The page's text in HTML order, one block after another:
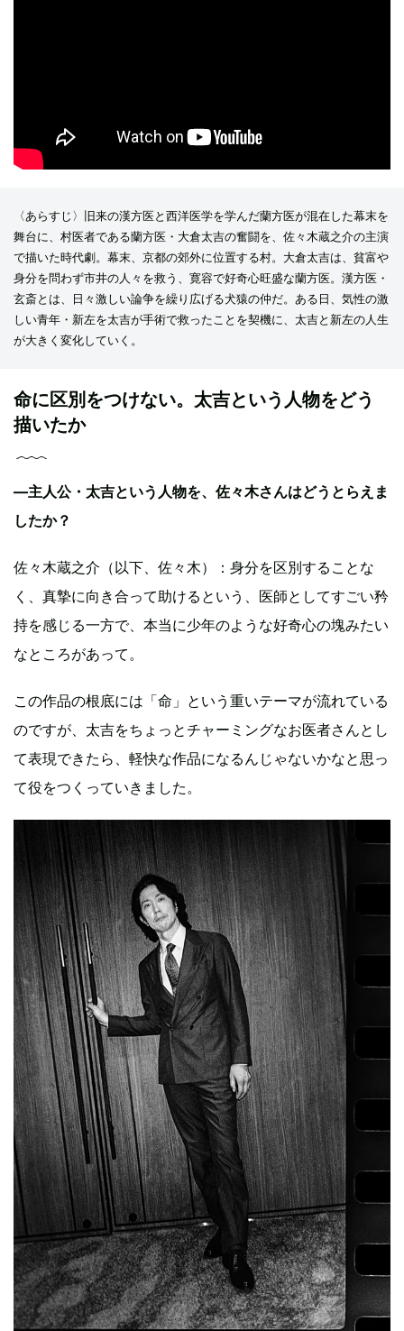
〈あらすじ〉旧来の漢方医と西洋医学を学んだ蘭方医が混在した幕末を
舞台に、村医者である蘭方医・大倉太吉の奮闘を、佐々木蔵之介の主演
で描いた時代劇。幕末、京都の郊外に位置する村。大倉太吉は、貧富や
身分を問わず市井の人々を救う、寛容で好奇心旺盛な蘭方医。漢方医・
玄斎とは、日々激しい論争を繰り広げる犬猿の仲だ。ある日、気性の激
しい青年・新左を太吉が手術で救ったことを契機に、太吉と新左の人生
が大きく変化していく。
命に区別をつけない。太吉という人物をどう
描いたか
—主人公・太吉という人物を、佐々木さんはどうとらえま
したか？
佐々木蔵之介（以下、佐々木）：身分を区別することな
く、真摯に向き合って助けるという、医師としてすごい矜
持を感じる一方で、本当に少年のような好奇心の塊みたい
なところがあって。
この作品の根底には「命」という重いテーマが流れている
のですが、太吉をちょっとチャーミングなお医者さんとし
て表現できたら、軽快な作品になるんじゃないかなと思っ
て役をつくっていきました。